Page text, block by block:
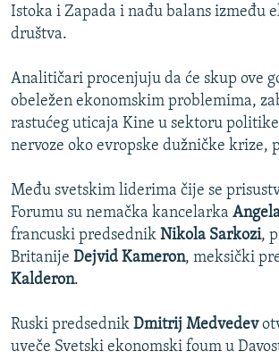
Istoka i Zapada i nađu balans između
društva.
Analitičari procenjuju da će skup ove
obeležen ekonomskim problemima,
rastućeg uticaja Kine u sektoru
nervoze oko evropske dužničke krize,
Među svetskim liderima čije se
Forumu su nemačka kancelarka
francuski predsednik Nikola Sarkozi,
Britanije Dejvid Kameron, meksički
Kalderon.
Ruski predsednik Dmitrij Medvedev
uveče Svetski ekonomski foum u